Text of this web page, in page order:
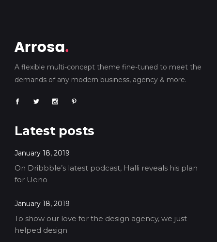
A flexible multi-concept theme fine-tuned to meet the
demands of any modern business, agency & more.
Latest posts
January 18, 2019
On Dribbble’s latest podcast, Halli reveals his plan
for Ueno
January 18, 2019
To show our love for the design agency, we just
helped design